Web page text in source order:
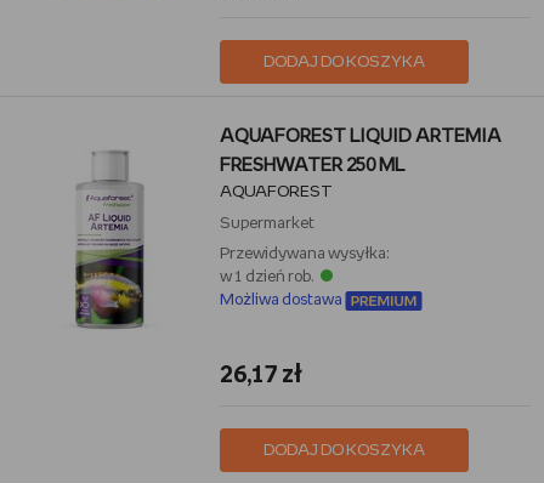
DODAJ DO KOSZYKA
AQUAFOREST LIQUID ARTEMIA
FRESHWATER 250 ML
AQUAFOREST
Supermarket
Przewidywana wysyłka:
w 1 dzień rob.
Możliwa dostawa
26,17 zł
DODAJ DO KOSZYKA